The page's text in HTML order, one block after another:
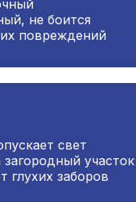
не боится
повреждений
свет
загородный участок
глухих заборов